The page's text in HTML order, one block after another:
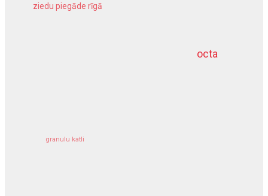
octa
ziedu piegāde rīgā
granulu katli
dziļurbums